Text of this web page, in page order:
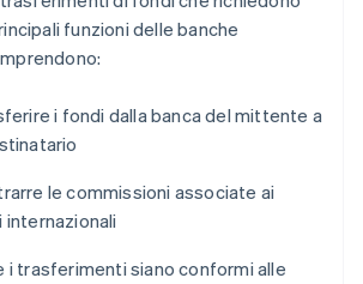
funzioni delle banche
i fondi dalla banca del mittente a
le commissioni associate ai
i trasferimenti siano conformi alle